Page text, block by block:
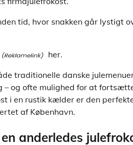
tid, hvor snakken går lystigt
her.
traditionelle danske
og ofte mulighed for at
i en rustik kælder er den
af København.
anderledes